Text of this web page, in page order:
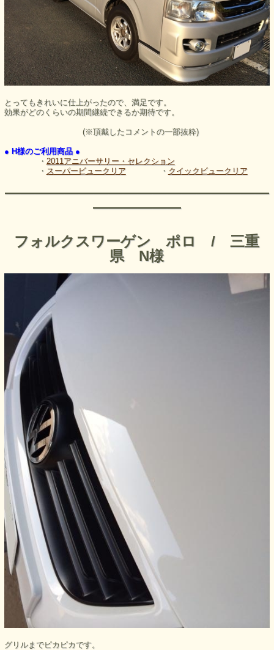
とってもきれいに仕上がったので、満足です。
効果がどのくらいの期間継続できるか期待です。
(※頂戴したコメントの一部抜粋)
● H様のご利用商品 ●
・ 2011アニバーサリー・セレクション
・ スーパービュークリア・ クイックビュークリア
――――――――――――――――――
――――――
フォルクスワーゲン ポロ / 三重
県 N様
グリルまでピカピカです。